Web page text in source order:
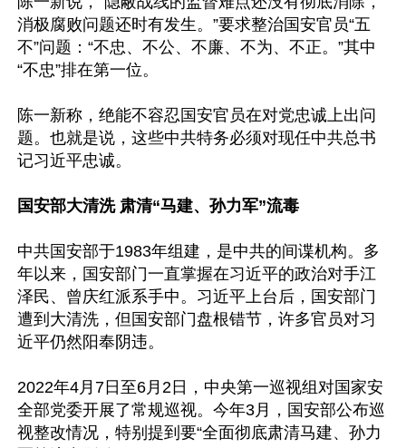
消极腐败问题还时有发生。”要求整治国安官员“五
不”问题：“不忠、不公、不廉、不为、不正。”其中
“不忠”排在第一位。
陈一新称，绝能不容忍国安官员在对党忠诚上出问
题。也就是说，这些中共特务必须对现任中共总书
记习近平忠诚。
国安部大清洗 肃清“马建、孙力军”流毒
中共国安部于1983年组建，是中共的间谍机构。多
年以来，国安部门一直掌握在习近平的政治对手江
泽民、曾庆红派系手中。习近平上台后，国安部门
遭到大清洗，但国安部门盘根错节，许多官员对习
近平仍然阳奉阴违。
2022年4月7日至6月2日，中央第一巡视组对国家安
全部党委开展了常规巡视。今年3月，国安部公布巡
视整改情况，特别提到要“全面彻底肃清马建、孙力